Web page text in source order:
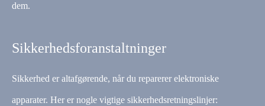
dem.
Sikkerhedsforanstaltninger
Sikkerhed er altafgørende, når du reparerer elektroniske
apparater. Her er nogle vigtige sikkerhedsretningslinjer: